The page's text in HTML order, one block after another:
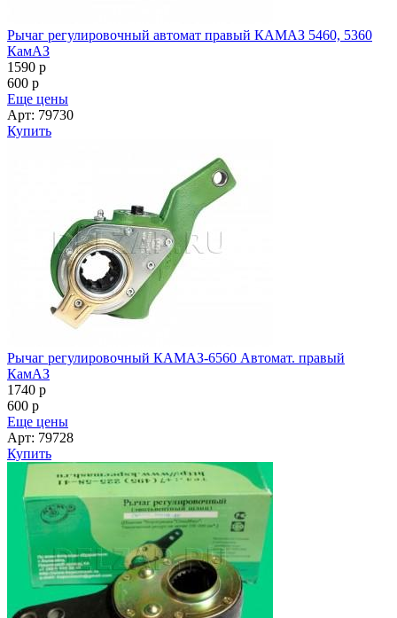
Рычаг регулировочный автомат правый КАМАЗ 5460, 5360
КамАЗ
1590 p
600 p
Еще цены
Арт: 79730
Купить
Рычаг регулировочный КАМАЗ-6560 Автомат. правый
КамАЗ
1740 p
600 p
Еще цены
Арт: 79728
Купить